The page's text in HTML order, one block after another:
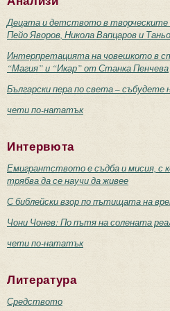
Децата и детството в творческите
Пейо Яворов, Никола Вапцаров и
Интерпретацията на човешкото в
“Магия” и “Икар” от Станка Пенчева
Български пера по света – събудете
чети по-нататък
Интервюта
Емигрантството е съдба и мисия, с
трябва да се научи да живее
С библейски взор по пътищата на
Чони Чонев: По пътя на солената
чети по-нататък
Литература
Средството